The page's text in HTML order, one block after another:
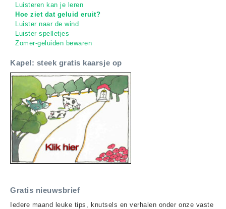
Luisteren kan je leren
Hoe ziet dat geluid eruit?
Luister naar de wind
Luister-spelletjes
Zomer-geluiden bewaren
Kapel: steek gratis kaarsje op
Gratis nieuwsbrief
Iedere maand leuke tips, knutsels en verhalen onder onze vaste